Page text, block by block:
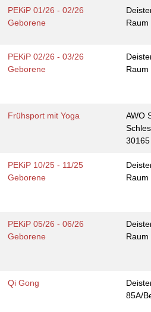
PEKiP 01/26 - 02/26
Geborene
Raum
PEKiP 02/26 - 03/26
Geborene
Raum
Frühsport mit Yoga
AWO
PEKiP 10/25 - 11/25
Geborene
Raum
PEKiP 05/26 - 06/26
Geborene
Raum
Qi Gong
85A/